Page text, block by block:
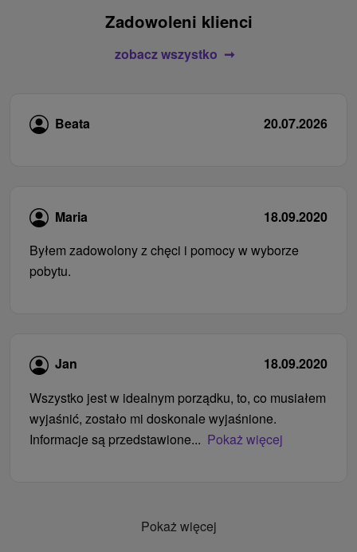
Zadowoleni klienci
zobacz wszystko
Beata 20.07.2026
Maria
18.09.2020
Byłem zadowolony z chęci i pomocy w wyborze
pobytu.
Jan
18.09.2020
Wszystko jest w idealnym porządku, to, co musiałem
wyjaśnić, zostało mi doskonale wyjaśnione.
Informacje są przedstawione... Pokaż więcej
Pokaż więcej